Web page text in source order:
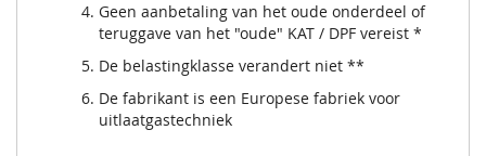
Geen aanbetaling van het oude onderdeel of
teruggave van het "oude" KAT / DPF vereist *
De belastingklasse verandert niet **
De fabrikant is een Europese fabriek voor
uitlaatgastechniek